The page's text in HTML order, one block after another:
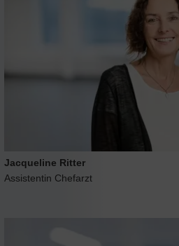
Jacqueline Ritter
Assistentin Chefarzt